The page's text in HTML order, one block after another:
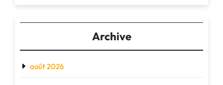
Archive
août 2026